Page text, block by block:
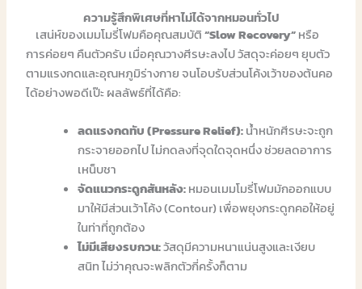
ความรู้สึกพิเศษที่หาไม่ได้จากหมอนทั่วไป
เสน่ห์ของเมมโมรี่โฟมคือคุณสมบัติ“Slow Recovery”หรือ
การค่อยๆ คืนตัวครับ เมื่อคุณวางศีรษะลงไป วัสดุจะค่อยๆ ยุบตัว
ตามแรงกดและอุณหภูมิร่างกาย จนโอบรับส่วนโค้งเว้าของต้นคอ
ได้อย่างพอดีเป๊ะ ผลลัพธ์ที่ได้คือ:
ลดแรงกดทับ (Pressure Relief):น้ำหนักศีรษะจะถูก
กระจายออกไป ไม่กดลงที่จุดใดจุดหนึ่ง ช่วยลดอาการ
เหน็บชา
จัดแนวกระดูกสันหลัง:หมอนเมมโมรี่โฟมมักออกแบบ
มาให้มีส่วนเว้าโค้ง (Contour) เพื่อพยุงกระดูกคอให้อยู่
ในท่าที่ถูกต้อง
ไม่มีเสียงรบกวน:วัสดุมีความหนาแน่นสูงและเงียบ
สนิท ไม่ว่าคุณจะพลิกตัวกี่ครั้งก็ตาม